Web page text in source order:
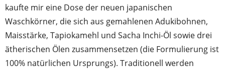
kaufte mir eine Dose der neuen japanischen
Waschkörner, die sich aus gemahlenen Adukibohnen,
Maisstärke, Tapiokamehl und Sacha Inchi-Öl sowie drei
ätherischen Ölen zusammensetzen (die Formulierung ist
100% natürlichen Ursprungs). Traditionell werden